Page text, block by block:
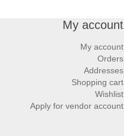
My account
My account
Orders
Addresses
Shopping cart
Wishlist
Apply for vendor account